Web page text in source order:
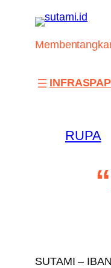
content
INFRAS
RUPA
SUTAMI –